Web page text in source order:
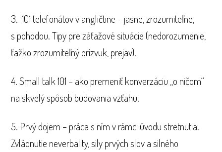
3. 101 telefonátov v angličtine – jasne, zrozumiteľne,
s pohodou. Tipy pre záťažové situácie (nedorozumenie,
ťažko zrozumiteľný prízvuk, prejav).
4. Small talk 101 – ako premeniť konverzáciu „o ničom“
na skvelý spôsob budovania vzťahu.
5. Prvý dojem – práca s ním v rámci úvodu stretnutia.
Zvládnutie neverbality, sily prvých slov a silného